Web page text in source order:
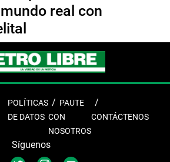
real con
POLÍTICAS
DE DATOS
PAUTE
CON
NOSOTROS
CONTÁCTENOS
Síguenos